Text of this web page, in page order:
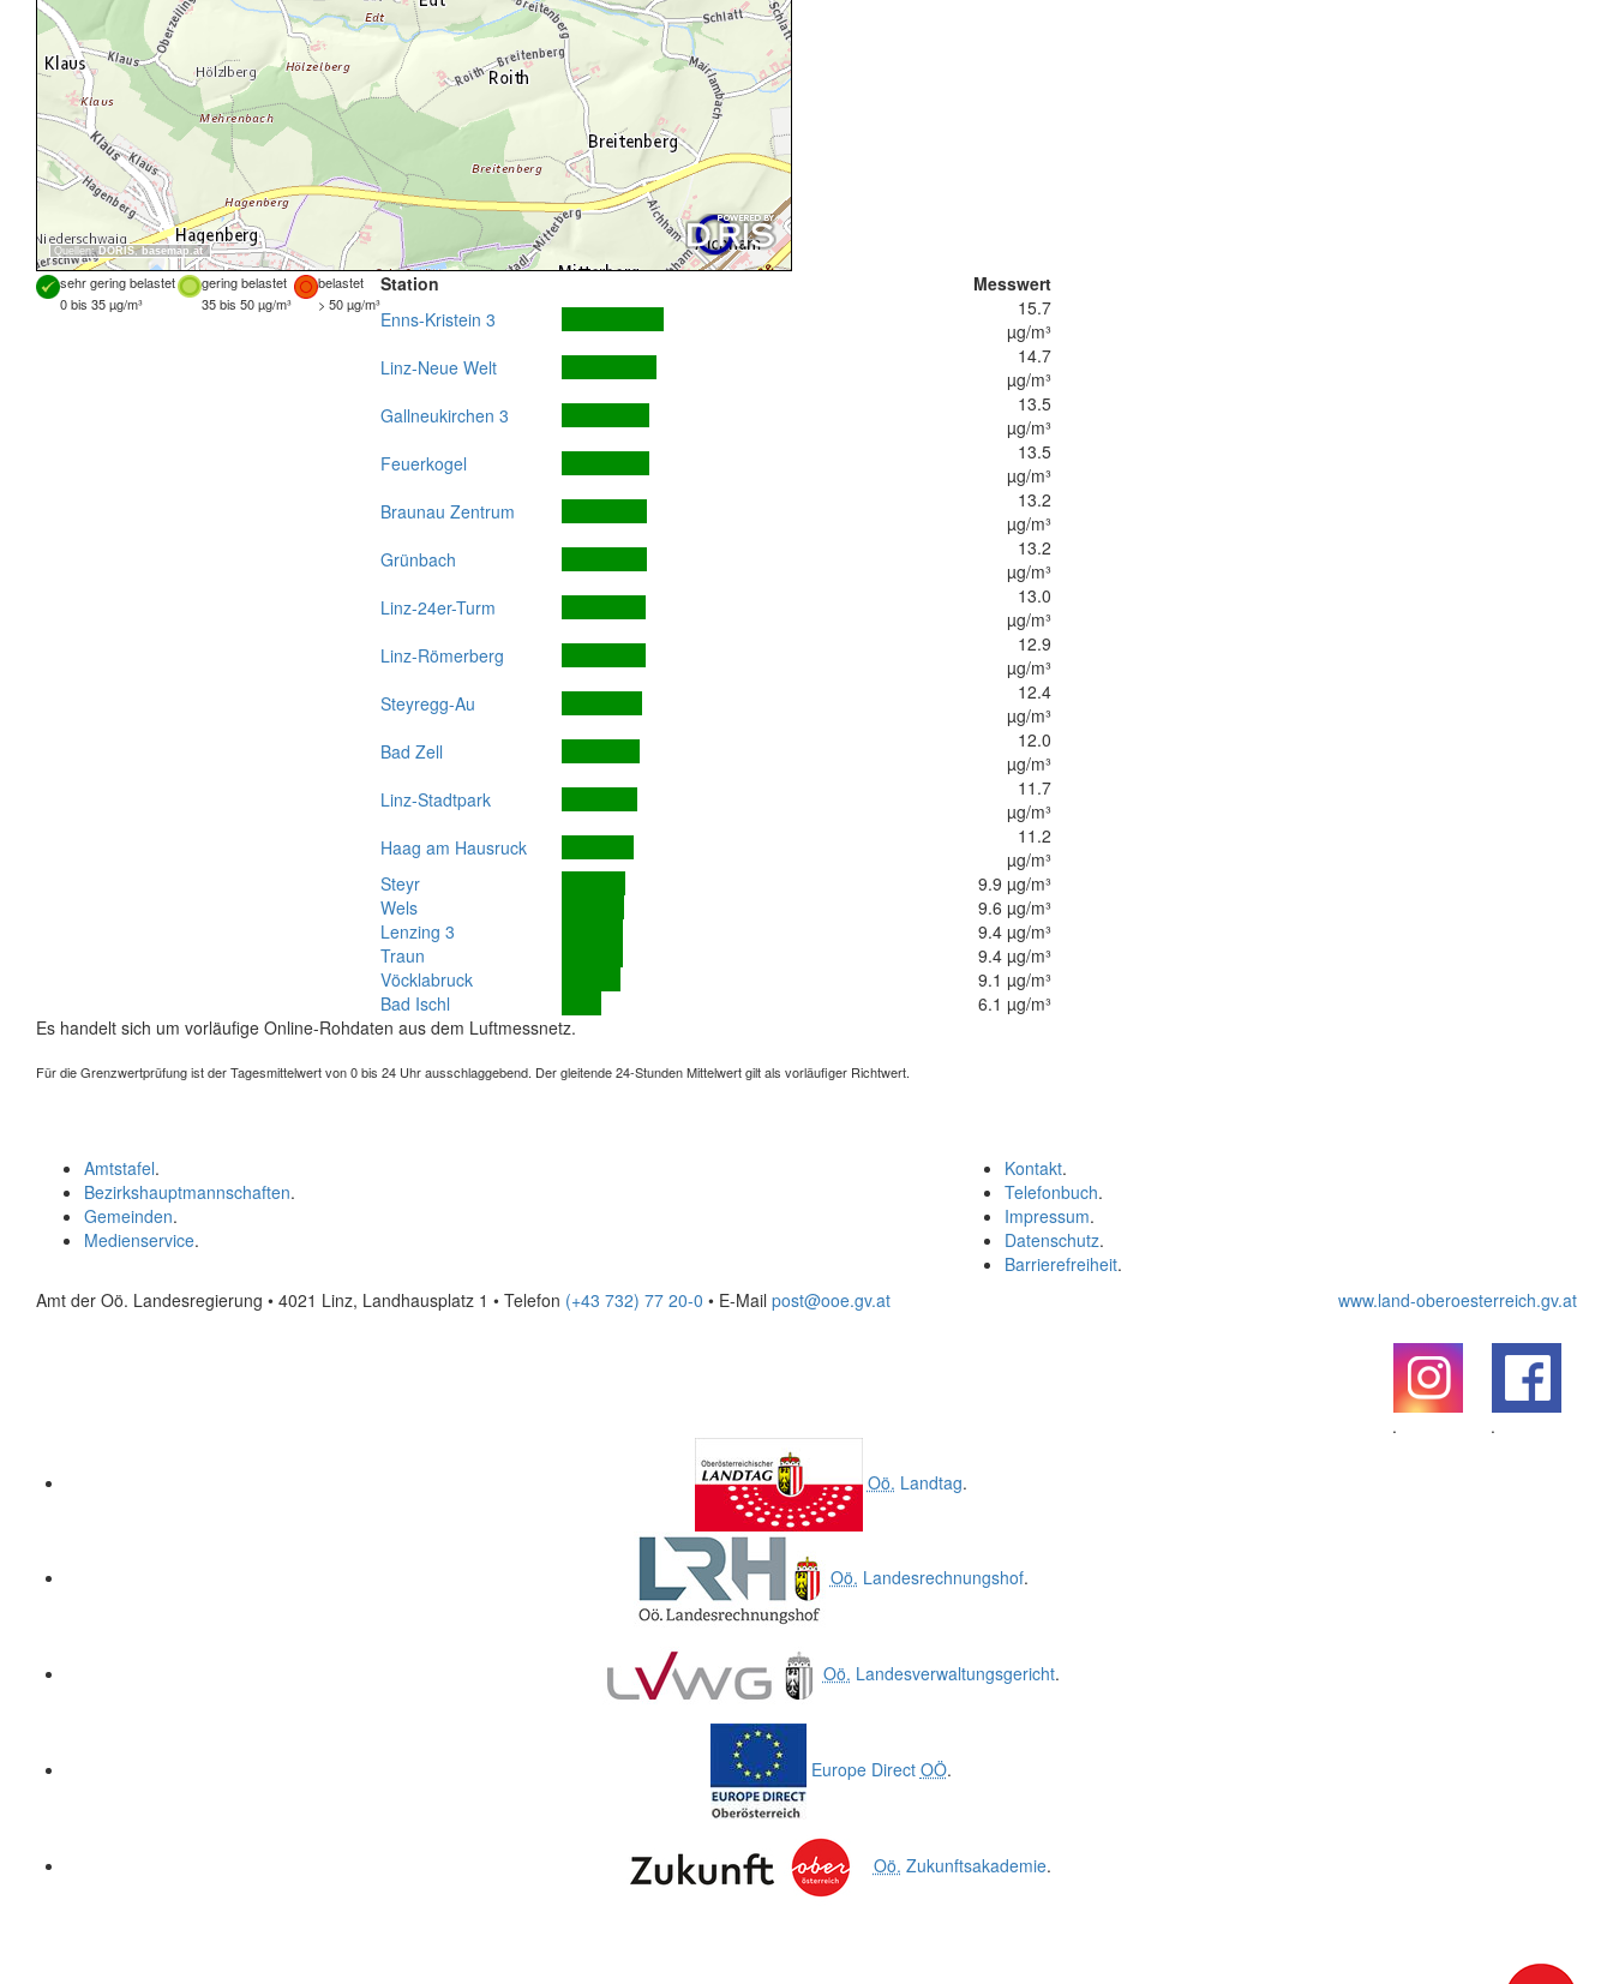
Quellen: DORIS,basemap.at
sehr gering belastet gering belastet
belastet
0 bis 35 µg/m³
35 bis 50 µg/m³ > 50 µg/m³
Station
Messwert
Enns-Kristein 3
15.7
µg/m³
Linz-Neue Welt
14.7
µg/m³
Gallneukirchen 3
13.5
µg/m³
Feuerkogel
13.5
µg/m³
Braunau Zentrum
13.2
µg/m³
Grünbach
13.2
µg/m³
Linz-24er-Turm
13.0
µg/m³
Linz-Römerberg
12.9
µg/m³
Steyregg-Au
12.4
µg/m³
Bad Zell
12.0
µg/m³
Linz-Stadtpark
11.7
µg/m³
Haag am Hausruck
11.2
µg/m³
Steyr
9.9 µg/m³
Wels
9.6 µg/m³
Lenzing 3
9.4 µg/m³
Traun
9.4 µg/m³
Vöcklabruck
9.1 µg/m³
Bad Ischl
6.1 µg/m³
Es handelt sich um vorläufige Online-Rohdaten aus dem Luftmessnetz.
Für die Grenzwertprüfung ist der Tagesmittelwert von 0 bis 24 Uhr ausschlaggebend. Der gleitende 24-Stunden Mittelwert gilt als vorläufiger Richtwert.
Kontakt.
Telefonbuch.
Impressum.
Datenschutz.
Barrierefreiheit.
Amtstafel.
Bezirkshauptmannschaften.
Gemeinden.
Medienservice.
Amt der Oö. Landesregierung • 4021 Linz, Landhausplatz 1 • Telefon (+43 732) 77 20-0 • E-Mail post@ooe.gv.at www.land-oberoesterreich.gv.at
.
.
Oö. Landtag.
Oö. Landesrechnungshof.
Oö. Landesverwaltungsgericht.
Europe Direct OÖ.
Oö. Zukunftsakademie.